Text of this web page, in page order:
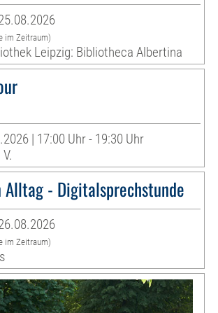
im Zeitraum)
Leipzig: Bibliotheca Albertina
| 17:00 Uhr - 19:30 Uhr
- Digitalsprechstunde
im Zeitraum)